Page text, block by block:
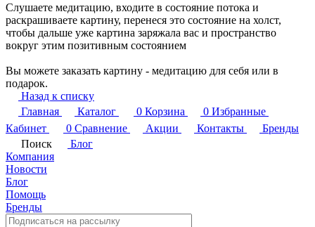
Слушаете медитацию, входите в состояние потока и
раскрашиваете картину, перенеся это состояние на холст,
чтобы дальше уже картина заряжала вас и пространство
вокруг этим позитивным состоянием
Вы можете заказать картину - медитацию для себя или в
подарок.
Назад к списку
Главная
Каталог 0 Корзина 0 Избранные
Кабинет
0 Сравнение Акции Контакты
Бренды
Поиск
Блог
Компания
Новости
Блог
Помощь
Бренды